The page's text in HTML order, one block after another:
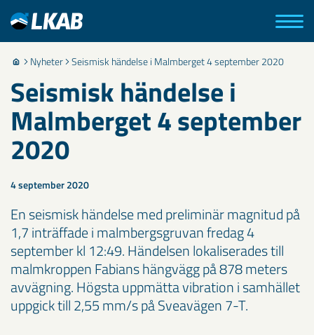
Nyheter Seismisk händelse i Malmberget 4 september 2020
Seismisk händelse i
Malmberget 4 september
2020
4 september 2020
En seismisk händelse med preliminär magnitud på
1,7 inträffade i malmbergsgruvan fredag 4
september kl 12:49. Händelsen lokaliserades till
malmkroppen Fabians hängvägg på 878 meters
avvägning. Högsta uppmätta vibration i samhället
uppgick till 2,55 mm/s på Sveavägen 7-T.